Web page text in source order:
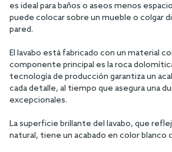
es ideal para baños o aseos menos
puede colocar sobre un mueble o colgar
pared.
El lavabo está fabricado con un material
componente principal es la roca
tecnología de producción garantiza un
cada detalle, al tiempo que asegura una
excepcionales.
La superficie brillante del lavabo, que
natural, tiene un acabado en color blanco